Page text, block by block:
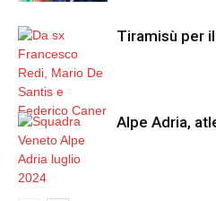
Tiramisù per
Alpe Adria,